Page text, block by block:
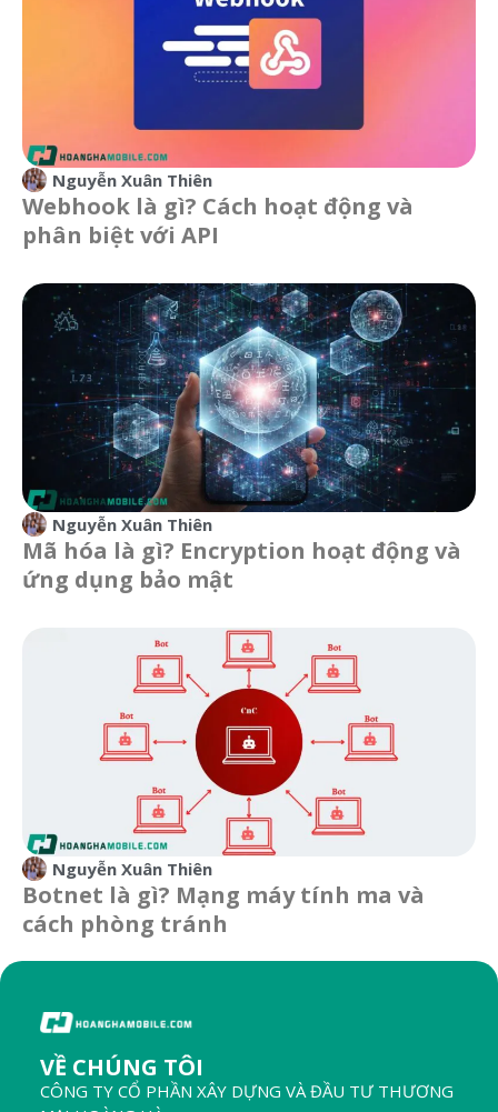
Nguyễn Xuân Thiên
Webhook là gì? Cách hoạt động và
phân biệt với API
Nguyễn Xuân Thiên
Mã hóa là gì? Encryption hoạt động và
ứng dụng bảo mật
Nguyễn Xuân Thiên
Botnet là gì? Mạng máy tính ma và
cách phòng tránh
VỀ CHÚNG TÔI
CÔNG TY CỔ PHẦN XÂY DỰNG VÀ ĐẦU TƯ THƯƠNG